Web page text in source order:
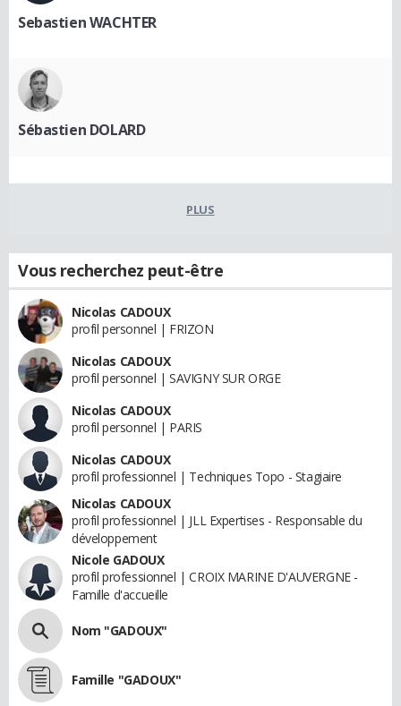
Sebastien WACHTER
Sébastien DOLARD
PLUS
Vous recherchez peut-être
Nicolas CADOUX
profil personnel | FRIZON
Nicolas CADOUX
profil personnel | SAVIGNY SUR ORGE
Nicolas CADOUX
profil personnel | PARIS
Nicolas CADOUX
profil professionnel | Techniques Topo - Stagiaire
Nicolas CADOUX
profil professionnel | JLL Expertises - Responsable du
développement
Nicole GADOUX
profil professionnel | CROIX MARINE D'AUVERGNE -
Famille d'accueille
Nom "GADOUX"
Famille "GADOUX"